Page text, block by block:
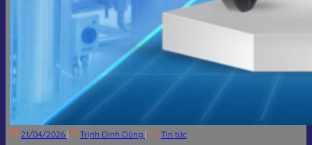
21/04/2026 | Trịnh Đình Dũng | Tin tức